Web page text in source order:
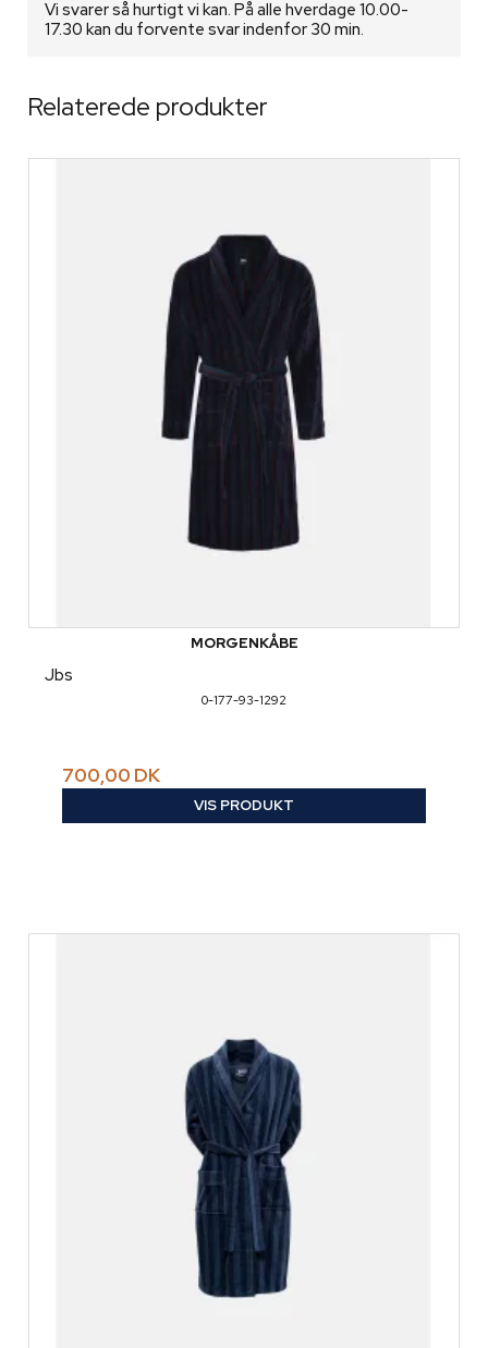
Vi svarer så hurtigt vi kan. På alle hverdage 10.00-
17.30 kan du forvente svar indenfor 30 min.
Relaterede produkter
MORGENKÅBE
Jbs
0-177-93-1292
700,00 DK
VIS PRODUKT